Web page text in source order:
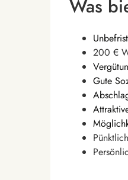
Was
200 €
Gute